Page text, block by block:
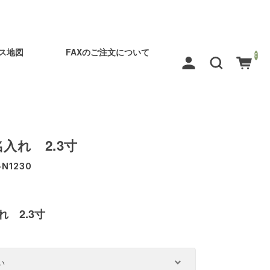
地図 FAXのご注文について 0
入れ 2.3寸
2.3寸